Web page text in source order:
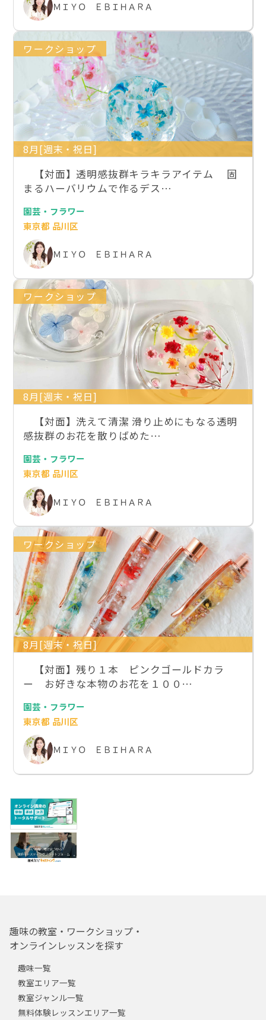
ＭＩＹＯ ＥＢＩＨＡＲＡ
ワークショップ
8月[週末・祝日]
【対面】透明感抜群キラキラアイテム 固
まるハーバリウムで作るデス…
園芸・フラワー
東京都 品川区
ＭＩＹＯ ＥＢＩＨＡＲＡ
ワークショップ
8月[週末・祝日]
【対面】洗えて清潔 滑り止めにもなる透明
感抜群のお花を散りばめた…
園芸・フラワー
東京都 品川区
ＭＩＹＯ ＥＢＩＨＡＲＡ
ワークショップ
8月[週末・祝日]
【対面】残り１本 ピンクゴールドカラ
ー お好きな本物のお花を１００…
園芸・フラワー
東京都 品川区
ＭＩＹＯ ＥＢＩＨＡＲＡ
趣味の教室・ワークショップ・
オンラインレッスンを探す
趣味一覧
教室エリア一覧
教室ジャンル一覧
無料体験レッスンエリア一覧